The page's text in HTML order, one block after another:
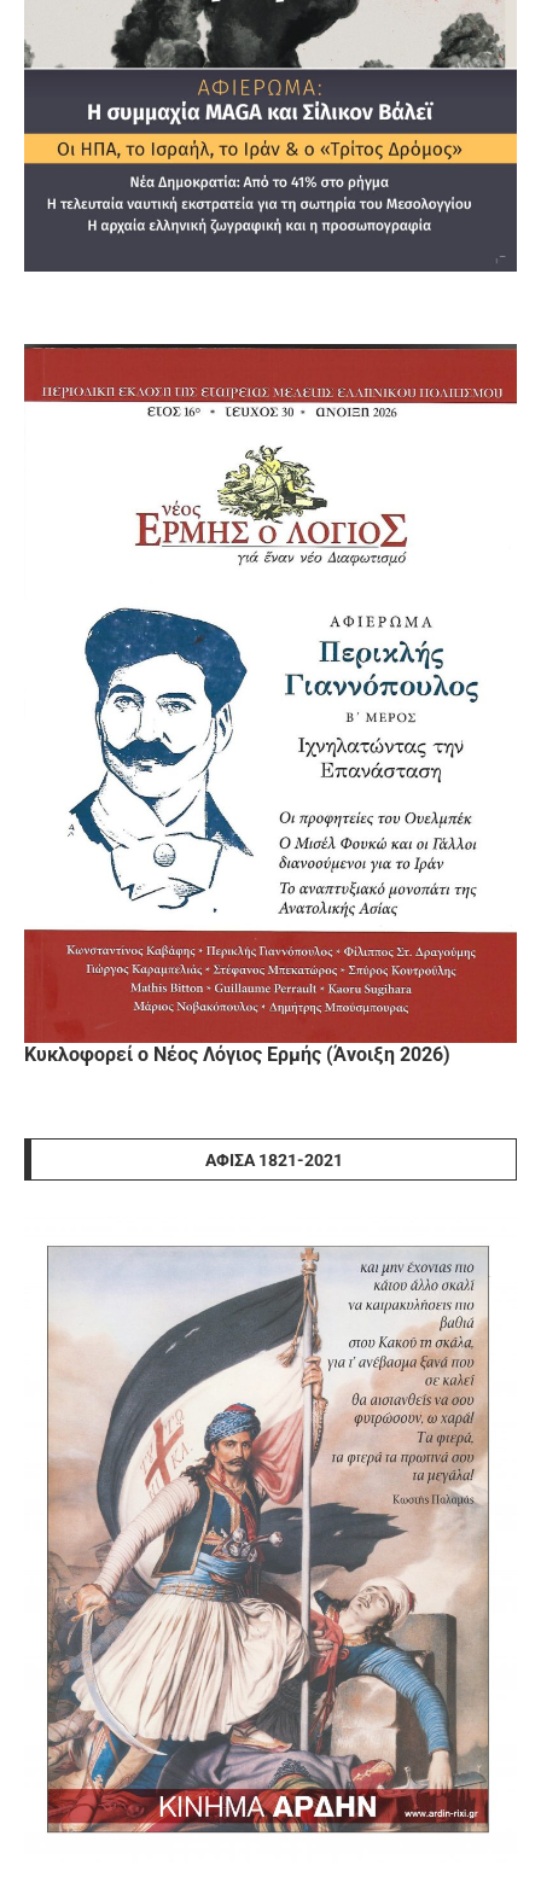
Κυκλοφορεί ο Νέος Λόγιος Ερμής (Άνοιξη 2026)
ΑΦΊΣΑ 1821-2021